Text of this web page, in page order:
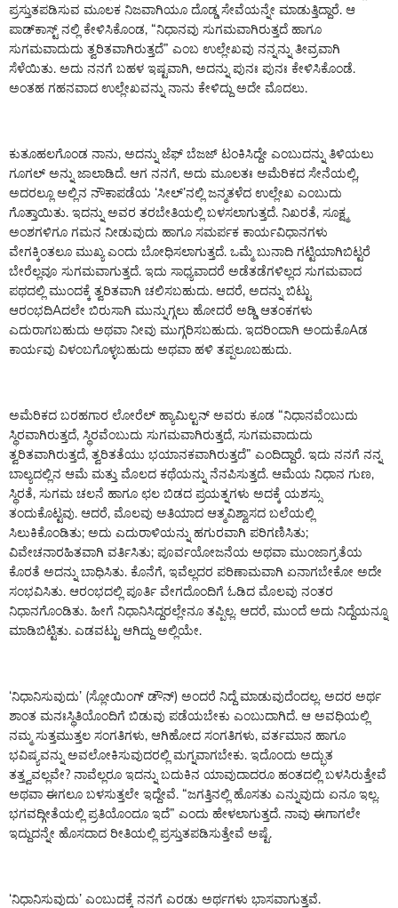
ಪ್ರಸ್ತುತಪಡಿಸುವ ಮೂಲಕ ನಿಜವಾಗಿಯೂ ದೊಡ್ಡ ಸೇವೆಯನ್ನೇ ಮಾಡುತ್ತಿದ್ದಾರೆ. ಆ
ಪಾಡ್‌ಕಾಸ್ಟ್ ನಲ್ಲಿ ಕೇಳಿಸಿಕೊಂಡ, “ನಿಧಾನವು ಸುಗಮವಾಗಿರುತ್ತದೆ ಹಾಗೂ
ಸುಗಮವಾದುದು ತ್ವರಿತವಾಗಿರುತ್ತದೆ” ಎಂಬ ಉಲ್ಲೇಖವು ನನ್ನನ್ನು ತೀವ್ರವಾಗಿ
ಸೆಳೆಯಿತು. ಅದು ನನಗೆ ಬಹಳ ಇಷ್ಟವಾಗಿ, ಅದನ್ನು ಪುನಃ ಪುನಃ ಕೇಳಿಸಿಕೊಂಡೆ.
ಅಂತಹ ಗಹನವಾದ ಉಲ್ಲೇಖವನ್ನು ನಾನು ಕೇಳಿದ್ದು ಅದೇ ಮೊದಲು.
ಕುತೂಹಲಗೊಂಡ ನಾನು, ಅದನ್ನು ಜೆಫ್ ಬೆಜಜ್ ಟಂಕಿಸಿದ್ದೇ ಎಂಬುದನ್ನು ತಿಳಿಯಲು
ಗೂಗಲ್ ಅನ್ನು ಜಾಲಾಡಿದೆ. ಆಗ ನನಗೆ, ಅದು ಮೂಲತಃ ಅಮೆರಿಕದ ಸೇನೆಯಲ್ಲಿ,
ಅದರಲ್ಲೂ ಅಲ್ಲಿನ ನೌಕಾಪಡೆಯ ‘ಸೀಲ್’ನಲ್ಲಿ ಜನ್ಮತಳೆದ ಉಲ್ಲೇಖ ಎಂಬುದು
ಗೊತ್ತಾಯಿತು. ಇದನ್ನು ಅವರ ತರಬೇತಿಯಲ್ಲಿ ಬಳಸಲಾಗುತ್ತದೆ. ನಿಖರತೆ, ಸೂಕ್ಷ್ಮ
ಅಂಶಗಳಿಗೂ ಗಮನ ನೀಡುವುದು ಹಾಗೂ ಸಮರ್ಪಕ ಕಾರ್ಯವಿಧಾನಗಳು
ವೇಗಕ್ಕಿಂತಲೂ ಮುಖ್ಯ ಎಂದು ಬೋಧಿಸಲಾಗುತ್ತದೆ. ಒಮ್ಮೆ ಬುನಾದಿ ಗಟ್ಟಿಯಾಗಿಬಿಟ್ಟರೆ
ಬೇರೆಲ್ಲವೂ ಸುಗಮವಾಗುತ್ತದೆ. ಇದು ಸಾಧ್ಯವಾದರೆ ಅಡೆತಡೆಗಳಿಲ್ಲದ ಸುಗಮವಾದ
ಪಥದಲ್ಲಿ ಮುಂದಕ್ಕೆ ತ್ವರಿತವಾಗಿ ಚಲಿಸಬಹುದು. ಆದರೆ, ಅದನ್ನು ಬಿಟ್ಟು
ಆರಂಭದಿAದಲೇ ಬಿರುಸಾಗಿ ಮುನ್ನುಗ್ಗಲು ಹೋದರೆ ಅಡ್ಡಿ ಆತಂಕಗಳು
ಎದುರಾಗಬಹುದು ಅಥವಾ ನೀವು ಮುಗ್ಗರಿಸಬಹುದು. ಇದರಿಂದಾಗಿ ಅಂದುಕೊAಡ
ಕಾರ್ಯವು ವಿಳಂಬಗೊಳ್ಳಬಹುದು ಅಥವಾ ಹಳಿ ತಪ್ಪಲೂಬಹುದು.
ಅಮೆರಿಕದ ಬರಹಗಾರ ಲೋರೆಲ್ ಹ್ಯಾಮಿಲ್ಟನ್ ಅವರು ಕೂಡ “ನಿಧಾನವೆಂಬುದು
ಸ್ಥಿರವಾಗಿರುತ್ತದೆ, ಸ್ಥಿರವೆಂಬುದು ಸುಗಮವಾಗಿರುತ್ತದೆ, ಸುಗಮವಾದುದು
ತ್ವರಿತವಾಗಿರುತ್ತದೆ, ತ್ವರಿತತೆಯು ಭಯಾನಕವಾಗಿರುತ್ತದೆ” ಎಂದಿದ್ದಾರೆ. ಇದು ನನಗೆ ನನ್ನ
ಬಾಲ್ಯದಲ್ಲಿನ ಆಮೆ ಮತ್ತು ಮೊಲದ ಕಥೆಯನ್ನು ನೆನಪಿಸುತ್ತದೆ. ಆಮೆಯ ನಿಧಾನ ಗುಣ,
ಸ್ಥಿರತೆ, ಸುಗಮ ಚಲನೆ ಹಾಗೂ ಛಲ ಬಿಡದ ಪ್ರಯತ್ನಗಳು ಅದಕ್ಕೆ ಯಶಸ್ಸು
ತಂದುಕೊಟ್ಟವು. ಆದರೆ, ಮೊಲವು ಅತಿಯಾದ ಆತ್ಮವಿಶ್ವಾಸದ ಬಲೆಯಲ್ಲಿ
ಸಿಲುಕಿಕೊಂಡಿತು; ಅದು ಎದುರಾಳಿಯನ್ನು ಹಗುರವಾಗಿ ಪರಿಗಣಿಸಿತು;
ವಿವೇಚನಾರಹಿತವಾಗಿ ವರ್ತಿಸಿತು; ಪೂರ್ವಯೋಜನೆಯ ಅಥವಾ ಮುಂಜಾಗ್ರತೆಯ
ಕೊರತೆ ಅದನ್ನು ಬಾಧಿಸಿತು. ಕೊನೆಗೆ, ಇವೆಲ್ಲದರ ಪರಿಣಾಮವಾಗಿ ಏನಾಗಬೇಕೋ ಅದೇ
ಸಂಭವಿಸಿತು. ಆರಂಭದಲ್ಲಿ ಪೂರ್ತಿ ವೇಗದೊಂದಿಗೆ ಓಡಿದ ಮೊಲವು ನಂತರ
ನಿಧಾನಗೊಂಡಿತು. ಹೀಗೆ ನಿಧಾನಿಸಿದ್ದರಲ್ಲೇನೂ ತಪ್ಪಿಲ್ಲ. ಆದರೆ, ಮುಂದೆ ಅದು ನಿದ್ದೆಯನ್ನೂ
ಮಾಡಿಬಿಟ್ಟಿತು. ಎಡವಟ್ಟು ಆಗಿದ್ದು ಅಲ್ಲಿಯೇ.
‘ನಿಧಾನಿಸುವುದು’ (ಸ್ಲೋಯಿಂಗ್ ಡೌನ್) ಅಂದರೆ ನಿದ್ದೆ ಮಾಡುವುದೆಂದಲ್ಲ. ಅದರ ಅರ್ಥ
ಶಾಂತ ಮನಃಸ್ಥಿತಿಯೊಂದಿಗೆ ಬಿಡುವು ಪಡೆಯಬೇಕು ಎಂಬುದಾಗಿದೆ. ಆ ಅವಧಿಯಲ್ಲಿ
ನಮ್ಮ ಸುತ್ತಮುತ್ತಲ ಸಂಗತಿಗಳು, ಆಗಿಹೋದ ಸಂಗತಿಗಳು, ವರ್ತಮಾನ ಹಾಗೂ
ಭವಿಷ್ಯವನ್ನು ಅವಲೋಕಿಸುವುದರಲ್ಲಿ ಮಗ್ನವಾಗಬೇಕು. ಇದೊಂದು ಅದ್ಭುತ
ತತ್ತ್ವವಲ್ಲವೇ? ನಾವೆಲ್ಲರೂ ಇದನ್ನು ಬದುಕಿನ ಯಾವುದಾದರೂ ಹಂತದಲ್ಲಿ ಬಳಸಿರುತ್ತೇವೆ
ಅಥವಾ ಈಗಲೂ ಬಳಸುತ್ತಲೇ ಇದ್ದೇವೆ. “ಜಗತ್ತಿನಲ್ಲಿ ಹೊಸತು ಎನ್ನುವುದು ಏನೂ ಇಲ್ಲ.
ಭಗವದ್ಗೀತೆಯಲ್ಲಿ ಪ್ರತಿಯೊಂದೂ ಇದೆ” ಎಂದು ಹೇಳಲಾಗುತ್ತದೆ. ನಾವು ಈಗಾಗಲೇ
ಇದ್ದುದನ್ನೇ ಹೊಸದಾದ ರೀತಿಯಲ್ಲಿ ಪ್ರಸ್ತುತಪಡಿಸುತ್ತೇವೆ ಅಷ್ಟೆ.
‘ನಿಧಾನಿಸುವುದು’ ಎಂಬುದಕ್ಕೆ ನನಗೆ ಎರಡು ಅರ್ಥಗಳು ಭಾಸವಾಗುತ್ತವೆ.